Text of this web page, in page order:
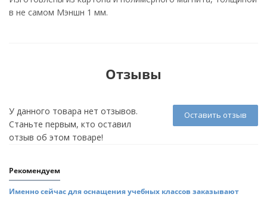
в не самом Мэншн 1 мм.
Отзывы
Оставить отзыв
У данного товара нет отзывов.
Станьте первым, кто оставил
отзыв об этом товаре!
Рекомендуем
Именно сейчас для оснащения учебных классов заказывают